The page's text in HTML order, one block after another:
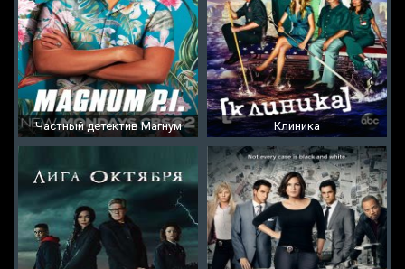
Частный детектив Магнум Клиника